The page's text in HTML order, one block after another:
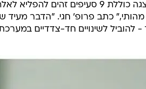
מהותי," כתב פרופ' חגי. "הדבר מעיד
להוביל לשינויים חד-צדדיים